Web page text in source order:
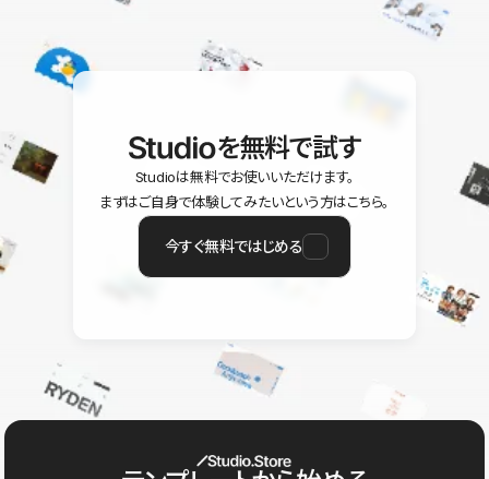
を無料で試す
Studioは無料でお使いいただけます。
まずはご自身で体験してみたいという方はこちら。
今すぐ無料ではじめる